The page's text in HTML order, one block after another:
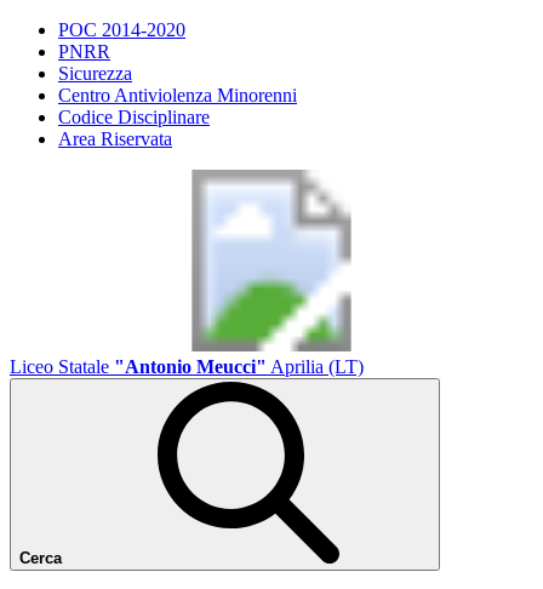
POC 2014-2020
PNRR
Sicurezza
Centro Antiviolenza Minorenni
Codice Disciplinare
Area Riservata
Liceo Statale "Antonio Meucci" Aprilia (LT)
Cerca